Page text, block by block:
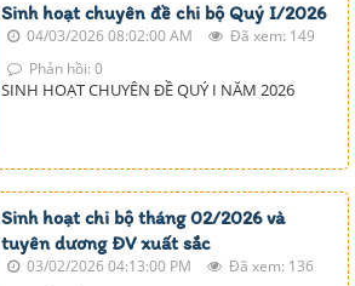
Sinh hoạt chuyên đề chi bộ Quý I/2026
04/03/2026 08:02:00 AM
Đã xem: 149
Phản hồi: 0
SINH HOẠT CHUYÊN ĐỀ QUÝ I NĂM 2026
Sinh hoạt chi bộ tháng 02/2026 và
tuyên dương ĐV xuất sắc
03/02/2026 04:13:00 PM
Đã xem: 136